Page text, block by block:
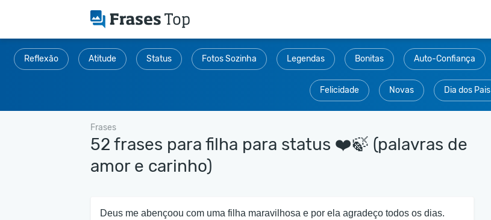
Reflexão Atitude Status Fotos Sozinha Legendas Bonitas Auto-Confiança
Felicidade Novas Dia dos Pais
Frases
52 frases para filha para status ❤️🍃 (palavras de
amor e carinho)
Deus me abençoou com uma filha maravilhosa e por ela agradeço todos os dias.